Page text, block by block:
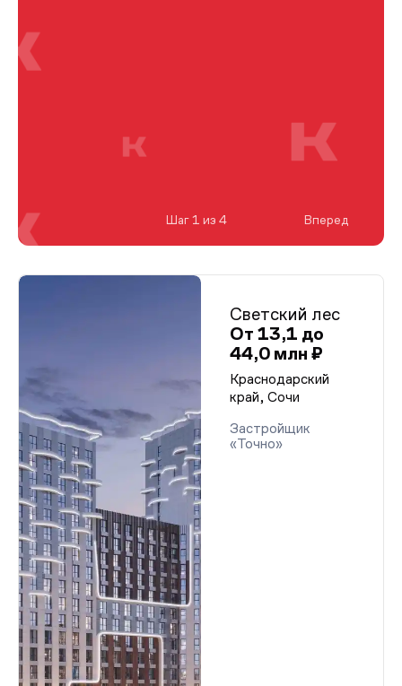
Светский лес
От 13,1 до
44,0 млн ₽
Краснодарский
край, Сочи
Застройщик
«Точно»
Шаг 1 из 4 Вперед